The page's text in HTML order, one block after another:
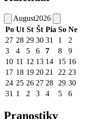
August2026
Po Ut St Št Pia So Ne
27 28 29 30 31 1
2
3
4 5 6 7 8
9
10 11 12 13 14 15 16
17 18 19 20 21 22 23
24 25 26 27 28 29 30
31 1 2 3 4 5 6
Pranostiky